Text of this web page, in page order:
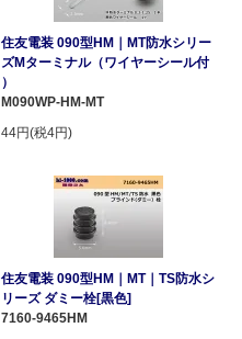
住友電装 090型HM｜MT防水シリー
ズMターミナル（ワイヤーシール付
）
M090WP-HM-MT
44円(税4円)
住友電装 090型HM｜MT｜TS防水シ
リーズ ダミー栓[黒色]
7160-9465HM